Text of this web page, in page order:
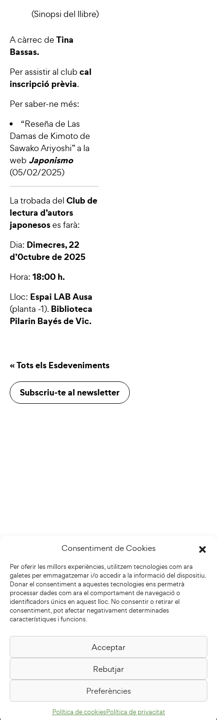
Consentiment de Cookies
Per oferir les millors experiències, utilitzem tecnologies com ara
galetes per emmagatzemar i/o accedir a la informació del dispositiu.
Donar el consentiment a aquestes tecnologies ens permetrà
processar dades com ara el comportament de navegació o
identificadors únics en aquest lloc. No consentir o retirar el
consentiment, pot afectar negativament determinades
característiques i funcions.
Acceptar
Rebutjar
Preferències
Política de cookiesPolítica de privacitat
(Sinopsi del llibre)
A càrrec de Tina
Bassas.
Per assistir al club cal
inscripció prèvia.
Per saber-ne més:
“Reseña de Las
Damas de Kimoto de
Sawako Ariyoshi”a la
web Japonismo
(05/02/2025)
La trobada del Club de
lectura d’autors
japonesoses farà:
Dia: Dimecres, 22
d’0ctubre de 2025
Hora: 18:00 h.
Lloc: Espai LAB Ausa
(planta -1). Biblioteca
Pilarin Bayés de Vic.
« Tots els Esdeveniments
Subscriu-te al newsletter
Biblioteca Pilarin Bayés
Passeig de la Generalitat, 1
08500 Vic